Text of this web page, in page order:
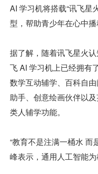
AI 学习机将搭载“讯飞星
型，帮助青少年在心中播
据了解，随着讯飞星火
飞 AI 学习机上已经拥有
数学互动辅学、百科自
助手、创意绘画伙伴以
类人辅学功能。
“教育不是注满一桶水 而
峰表示，通用人工智能为